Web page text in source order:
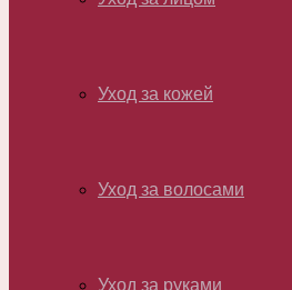
Уход за кожей
Уход за волосами
Уход за руками